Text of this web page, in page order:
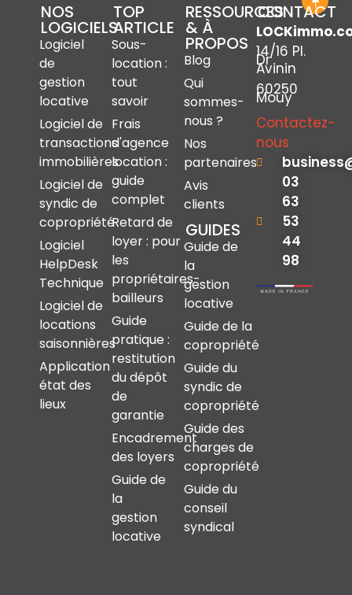
NOS
LOGICIELS
Logiciel
de
gestion
locative
Logiciel de
transactions
immobilières
Logiciel de
syndic de
copropriété
Logiciel
HelpDesk
Technique
Logiciel de
locations
saisonnières
Application
état des
lieux
TOP
ARTICLE
Sous-
location :
tout
savoir
Frais
d'agence
location :
guide
complet
Retard de
loyer : pour
les
propriétaires-
bailleurs
Guide
pratique :
restitution
du dépôt
de
garantie
Encadrement
des loyers
Guide de
la
gestion
locative
RESSOURCES
& À
PROPOS
Blog
Qui
sommes-
nous ?
Nos
partenaires
Avis
clients
GUIDES
Guide de
la
gestion
locative
Guide de la
copropriété
Guide du
syndic de
copropriété
Guide des
charges de
copropriété
Guide du
conseil
syndical
CONTACT
14/16 Pl.
Dr
Avinin
60250
Mouy
Contactez-
nous
03
63
53
44
98